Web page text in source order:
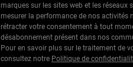
marques sur les sites web et les réseaux
mesurer la performance de nos activités
rétracter votre consentement à tout
désabonnement présent dans nos
Pour en savoir plus sur le traitement de
consultez notre Politique de